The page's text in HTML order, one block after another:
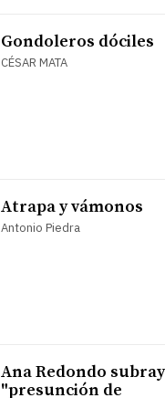
Gondoleros dóciles
CÉSAR MATA
Atrapa y vámonos
Antonio Piedra
Ana Redondo
"presunción de